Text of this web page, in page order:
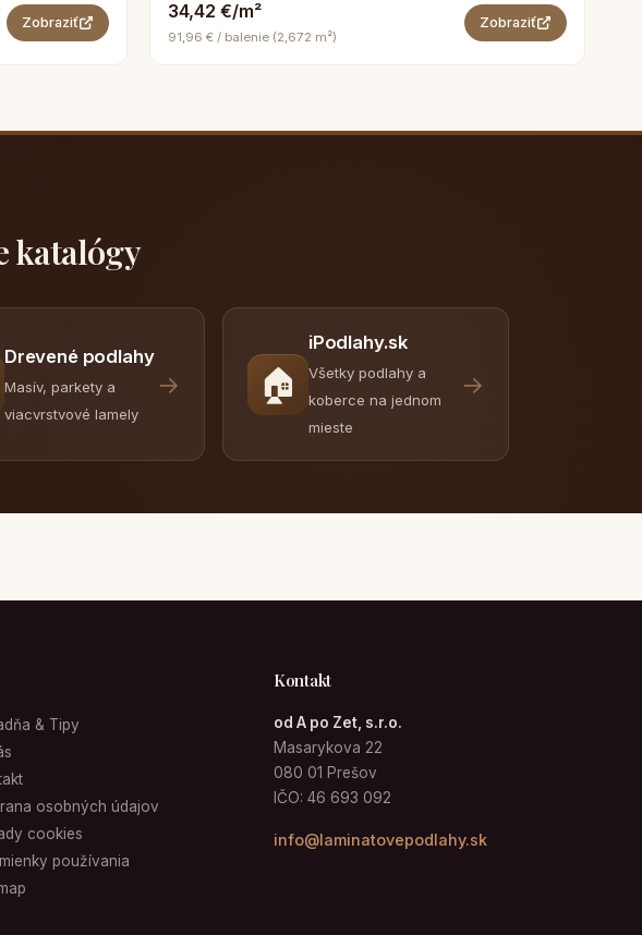
Zobraziť 34,42 €/m²
91,96 € / balenie (2,672 m²)
Zobraziť
katalógy
Drevené podlahy
Masív, parkety a
viacvrstvové lamely
→ 🏠
iPodlahy.sk
Všetky podlahy a
koberce na jednom
mieste
→
& Tipy
osobných údajov
cookies
používania
Kontakt
od A po Zet, s.r.o.
Masarykova 22
080 01 Prešov
IČO: 46 693 092
info@laminatovepodlahy.sk